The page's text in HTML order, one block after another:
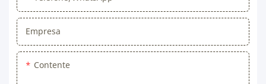
Empresa
Contente